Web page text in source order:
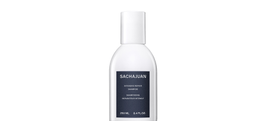
Подробнее
В корзину